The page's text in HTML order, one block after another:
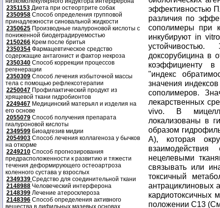
2351153 Диета при остеортрите собак
2350958 Способ определения групповой
принадлежности синовальной жидкости
2350625 Производные гиалуроновой кислоты с
пониженной биодеградируемостью
2150266 Крем после бритья
2350354 Фармацевтическое средство
содержащие антагонист и фактор некроза
2350340 Способ коррекции процессов
регенерации
2350309 Способ лечения избыточной массы
тела с помощью рефлексотерапии
2250047 Профилактический продукт из
хрящевой ткани гидробионтов
2249467 Медицинский матерьял и изделия на
его основе
2055079 Способ получения препарата
гиалуроновой кислоты
2349599 Биоадгезив мидии
2054903 Способ лечения коллагеноза у бычков
на откорме
2249210 Способ прогнозирования
предрасположенности к развитию и тяжести
течения деформирующего остеоартроза
коленного сустава у взрослых
2349339 Средство для соединительной ткани
2148988 Человеческий интерферона
2148399 Лечение атеросклероза
2148396 Способ определения активного
вещества в дифильных мазевых основах